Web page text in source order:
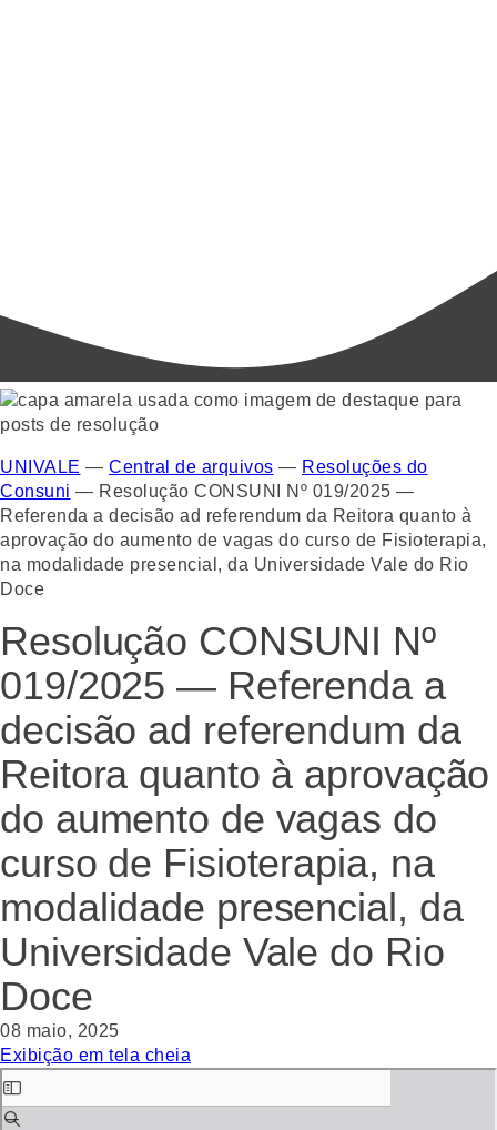
UNIVALE — Central de arquivos — Resoluções do
Consuni — Resolução CONSUNI Nº 019/2025 —
Referenda a decisão ad referendum da Reitora quanto à
aprovação do aumento de vagas do curso de Fisioterapia,
na modalidade presencial, da Universidade Vale do Rio
Doce
Resolução CONSUNI Nº
019/2025 — Referenda a
decisão ad referendum da
Reitora quanto à aprovação
do aumento de vagas do
curso de Fisioterapia, na
modalidade presencial, da
Universidade Vale do Rio
Doce
08 maio, 2025
Exibição em tela cheia
Skip
to